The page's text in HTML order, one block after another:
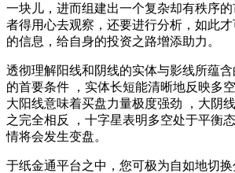
一块儿，进而组建出一个复杂却有秩序
者得用心去观察，还要进行分析，如此
的信息，给自身的投资之路增添助力。
透彻理解阳线和阴线的实体与影线所蕴
的首要条件 ，实体长短能清晰地反映多
大阳线意味着买盘力量极度强劲 ，大阴
之完全相反 ，十字星表明多空处于平衡
情将会发生变盘。
于纸金通平台之中，您可极为自如地切